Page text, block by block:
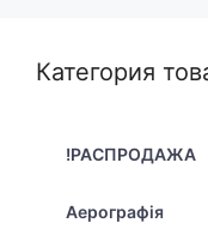
Категория
!РАСПРОДАЖА
Аерографія